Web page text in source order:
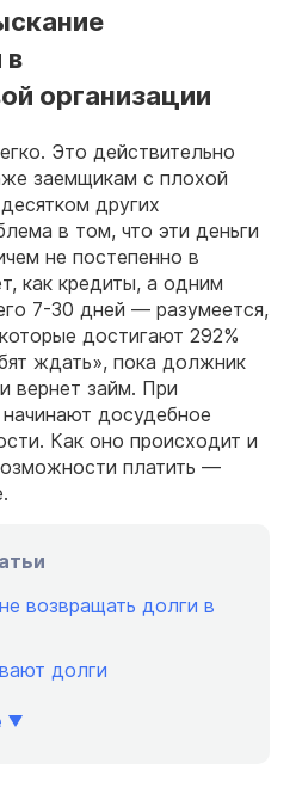
в
организации
Это действительно
заемщикам с плохой
других
в том, что эти деньги
не постепенно в
как кредиты, а одним
7-30 дней — разумеется,
достигают 292%
ждать», пока должник
вернет займ. При
досудебное
Как оно происходит и
платить —
возвращать долги в
долги